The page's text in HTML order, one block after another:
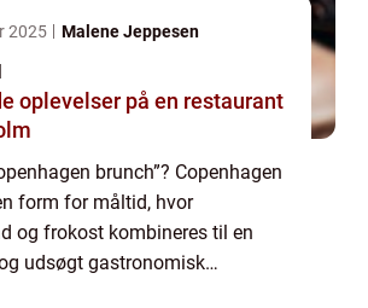
2025 Malene Jeppesen
oplevelser på en restaurant
brunch”? Copenhagen
form for måltid, hvor
og frokost kombineres til en
udsøgt gastronomisk